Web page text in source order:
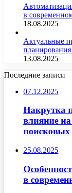
в
18.08.2025
Актуальные
13.08.2025
Последние записи
07.12.2025
Накрутка
влияние
поисковых
25.08.2025
в